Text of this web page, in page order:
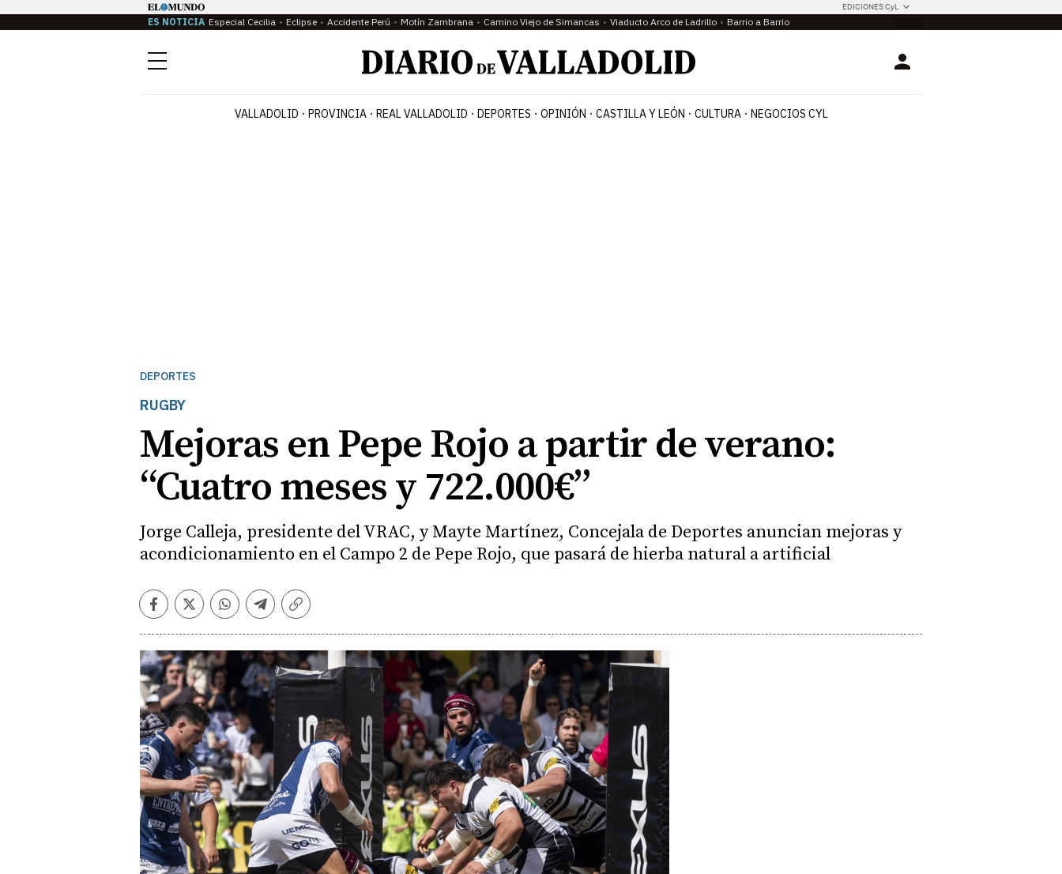
EDICIONES CyL
ES NOTICIA Especial Cecilia Eclipse Accidente Perú Motín Zambrana Camino Viejo de Simancas Viaducto Arco de Ladrillo Barrio a Barrio
Menú Login
VALLADOLID PROVINCIA REAL VALLADOLID DEPORTES OPINIÓN CASTILLA Y LEÓN CULTURA NEGOCIOS CYL
DEPORTES
RUGBY
Mejoras en Pepe Rojo a partir de verano:
“Cuatro meses y 722.000€”
Jorge Calleja, presidente del VRAC, y Mayte Martínez, Concejala de Deportes anuncian mejoras y
acondicionamiento en el Campo 2 de Pepe Rojo, que pasará de hierba natural a artificial
Facebook
TwitterWhatsapp
Telegram
Copiar